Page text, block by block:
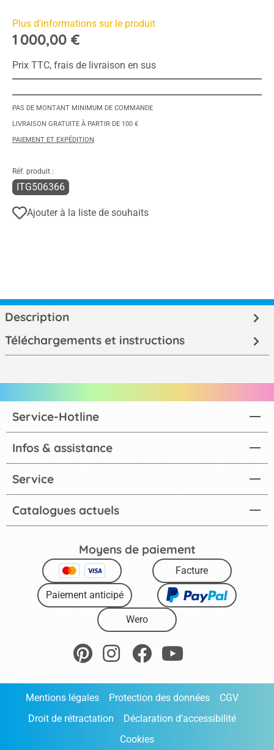
Plus d'informations sur le produit
1 000,00 €
Prix TTC, frais de livraison en sus
PAS DE MONTANT MINIMUM DE COMMANDE
LIVRAISON GRATUITE À PARTIR DE 100 €
PAIEMENT ET EXPÉDITION
Réf. produit :
ITG506366
Ajouter à la liste de souhaits
Description
Téléchargements et instructions
Catalogues actuels
Service-Hotline
Infos & assistance
Service
Moyens de paiement
Facture
Paiement anticipé
Wero
Mentions légales Protection des données
CGV
Droit de rétractation
Déclaration d’accessibilité
Cookies